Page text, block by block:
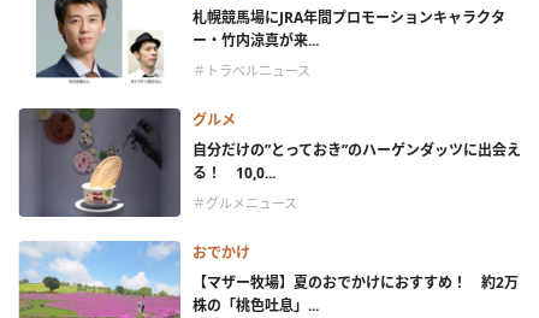
札幌競馬場にJRA年間プロモーションキャラクタ
ー・竹内涼真が来...
＃トラベルニュース
グルメ
自分だけの”とっておき”のハーゲンダッツに出会え
る！ 10,0...
＃グルメニュース
おでかけ
【マザー牧場】夏のおでかけにおすすめ！ 約2万
株の「桃色吐息」...